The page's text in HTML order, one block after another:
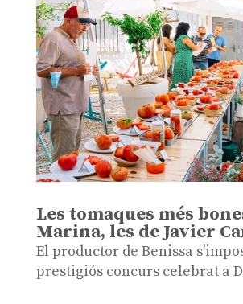
Les tomaques més
Marina, les de Javier
El productor de Benissa
prestigiós concurs celebrat a